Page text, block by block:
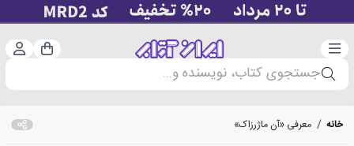
دسته‌بندی سبد
جستجوی کتاب، نویسنده و...
خانه / معرفی «آن ماژرزاک»